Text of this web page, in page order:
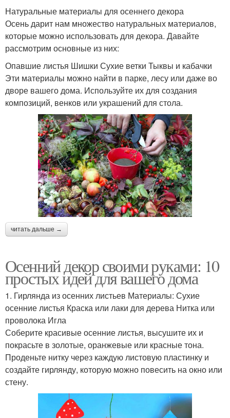
Натуральные материалы для осеннего декора
Осень дарит нам множество натуральных материалов,
которые можно использовать для декора. Давайте
рассмотрим основные из них:
Опавшие листья Шишки Сухие ветки Тыквы и кабачки
Эти материалы можно найти в парке, лесу или даже во
дворе вашего дома. Используйте их для создания
композиций, венков или украшений для стола.
читать дальше →
Осенний декор своими руками: 10
простых идей для вашего дома
1. Гирлянда из осенних листьев Материалы: Сухие
осенние листья Краска или лаки для дерева Нитка или
проволока Игла
Соберите красивые осенние листья, высушите их и
покрасьте в золотые, оранжевые или красные тона.
Проденьте нитку через каждую листовую пластинку и
создайте гирлянду, которую можно повесить на окно или
стену.